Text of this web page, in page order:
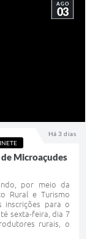
Há 3 dias
AGO
03
Microaçudes
por meio da
Rural e Turismo
inscrições para o
sexta-feira, dia 7
rurais, o